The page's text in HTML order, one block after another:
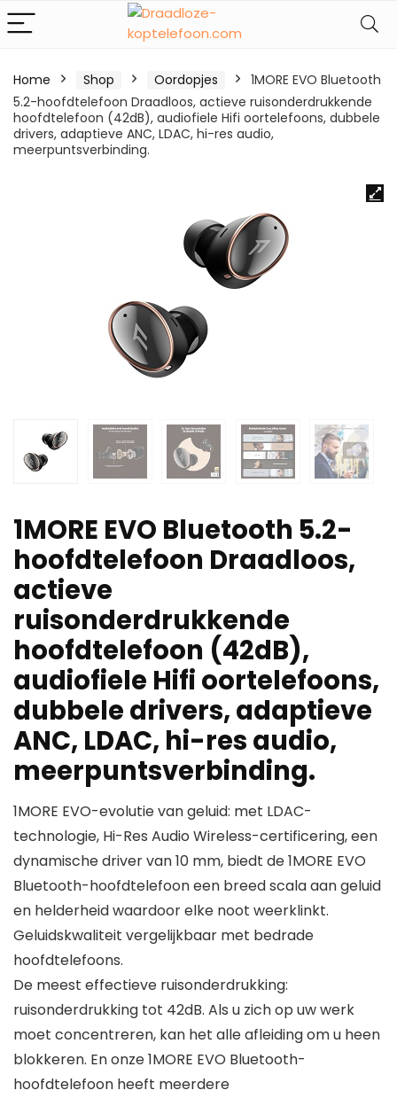
Home Shop Oordopjes
1MORE EVO Bluetooth
5.2-hoofdtelefoon Draadloos, actieve ruisonderdrukkende
hoofdtelefoon (42dB), audiofiele Hifi oortelefoons, dubbele
drivers, adaptieve ANC, LDAC, hi-res audio,
meerpuntsverbinding.
1MORE EVO Bluetooth 5.2-
hoofdtelefoon Draadloos,
actieve
ruisonderdrukkende
hoofdtelefoon (42dB),
audiofiele Hifi oortelefoons,
dubbele drivers, adaptieve
ANC, LDAC, hi-res audio,
meerpuntsverbinding.
1MORE EVO-evolutie van geluid: met LDAC-
technologie, Hi-Res Audio Wireless-certificering, een
dynamische driver van 10 mm, biedt de 1MORE EVO
Bluetooth-hoofdtelefoon een breed scala aan geluid
en helderheid waardoor elke noot weerklinkt.
Geluidskwaliteit vergelijkbaar met bedrade
hoofdtelefoons.
De meest effectieve ruisonderdrukking:
ruisonderdrukking tot 42dB. Als u zich op uw werk
moet concentreren, kan het alle afleiding om u heen
blokkeren. En onze 1MORE EVO Bluetooth-
hoofdtelefoon heeft meerdere